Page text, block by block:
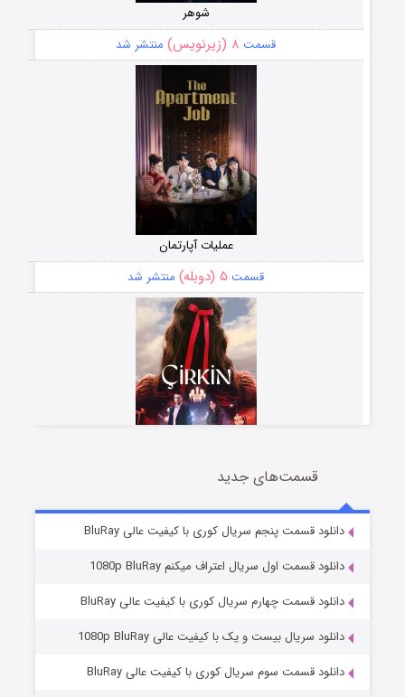
شوهر
قسمت ۸ (زیرنویس) منتشر شد
عملیات آپارتمان
قسمت ۵ (دوبله) منتشر شد
سریال زشت
قسمت۲ (زیرنویس) منتشر شد
قسمت‌های جدید
دانلود قسمت پنجم سریال کوری با کیفیت عالی BluRay
دانلود قسمت اول سریال اعتراف میکنم 1080p BluRay
دانلود قسمت چهارم سریال کوری با کیفیت عالی BluRay
دانلود سریال بیست و یک با کیفیت عالی 1080p BluRay
دانلود قسمت سوم سریال کوری با کیفیت عالی BluRay